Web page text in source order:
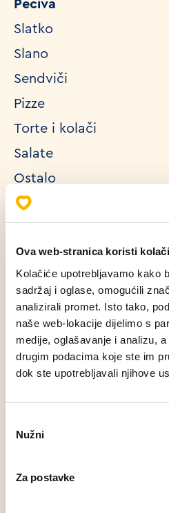
Ova web-stranica koristi
Kolačiće upotrebljavamo kako
sadržaj i oglase, omogućili
analizirali promet. Isto tako,
naše web-lokacije dijelimo s
medije, oglašavanje i analizu,
drugim podacima koje ste im
dok ste upotrebljavali njihove
pristanka
Nužni
Za postavke
Peciva
Slatko
Slano
Sendviči
Pizze
Torte i kolači
Salate
Ostalo
Pronađi kod partnera
V Vegetarijansko
IP Izvor proteina